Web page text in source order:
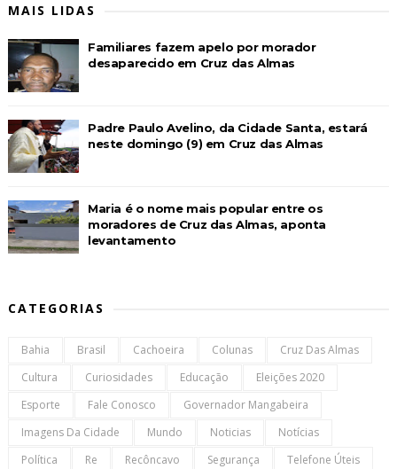
MAIS LIDAS
Familiares fazem apelo por morador
desaparecido em Cruz das Almas
Padre Paulo Avelino, da Cidade Santa, estará
neste domingo (9) em Cruz das Almas
Maria é o nome mais popular entre os
moradores de Cruz das Almas, aponta
levantamento
CATEGORIAS
Bahia Brasil Cachoeira Colunas
Cruz Das Almas
Cultura
Curiosidades Educação
Eleições 2020
Esporte
Fale Conosco
Governador Mangabeira
Imagens Da Cidade
Mundo Noticias
Notícias
Política
Re Recôncavo Segurança
Telefone Úteis